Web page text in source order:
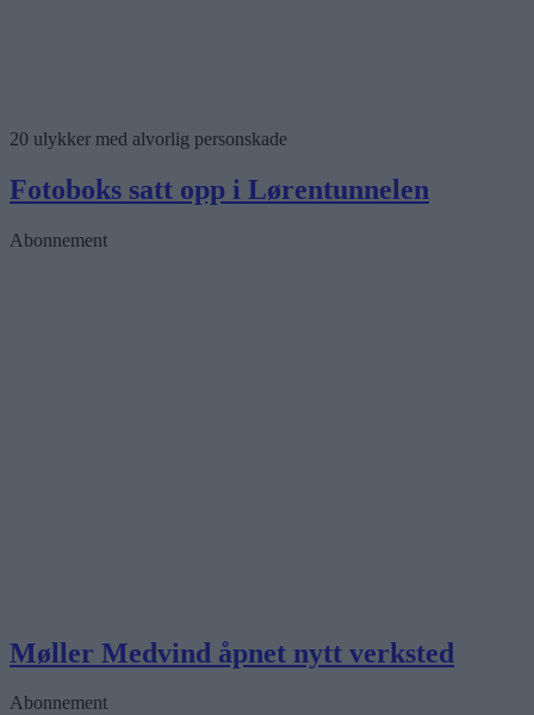
20 ulykker med alvorlig personskade
Fotoboks satt opp i Lørentunnelen
Abonnement
Møller Medvind åpnet nytt verksted
Abonnement